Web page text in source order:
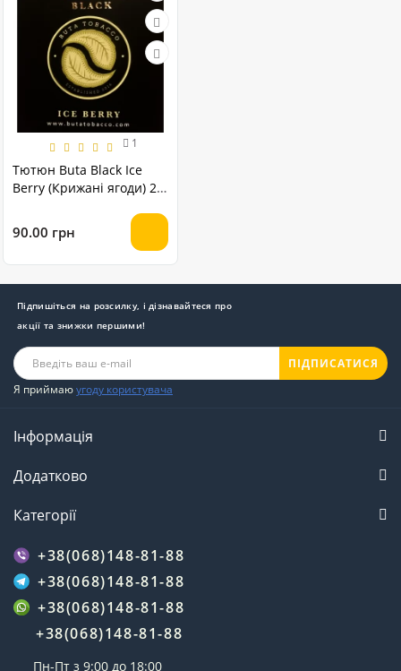
1
Тютюн Buta Black Ice
Berry (Крижані ягоди) 20
90.00 грн
Підпишіться на розсилку, і дізнавайтеся про
акції та знижки першими!
ПІДПИСАТИСЯ
Я приймаюугоду користувача
Інформація
Додатково
Категорії
+38(068)148-81-88
+38(068)148-81-88
+38(068)148-81-88
+38(068)148-81-88
Пн-Пт з 9:00 до 18:00